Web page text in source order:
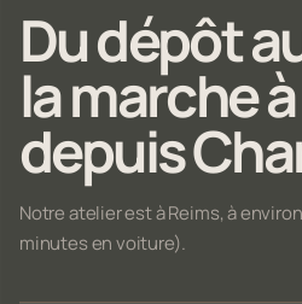
Du dépôt
la marche
depuis
Notre atelier est à Reims, à
minutes en voiture).